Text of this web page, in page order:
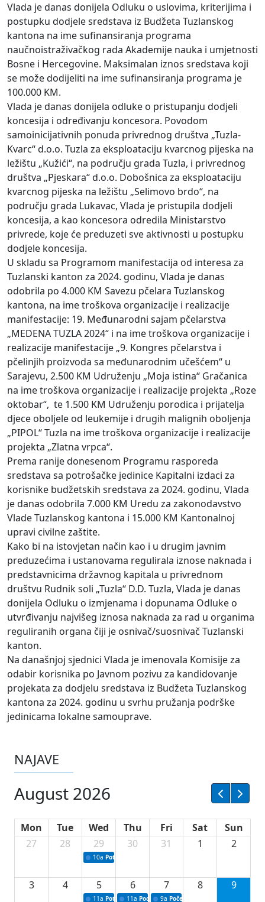
Vlada je danas donijela Odluku o uslovima, kriterijima i
postupku dodjele sredstava iz Budžeta Tuzlanskog
kantona na ime sufinansiranja programa
naučnoistraživačkog rada Akademije nauka i umjetnosti
Bosne i Hercegovine. Maksimalan iznos sredstava koji
se može dodijeliti na ime sufinansiranja programa je
100.000 KM.
Vlada je danas donijela odluke o pristupanju dodjeli
koncesija i određivanju koncesora. Povodom
samoinicijativnih ponuda privrednog društva „Tuzla-
Kvarc“ d.o.o. Tuzla za eksploataciju kvarcnog pijeska na
ležištu „Kužići“, na području grada Tuzla, i privrednog
društva „Pjeskara“ d.o.o. Dobošnica za eksploataciju
kvarcnog pijeska na ležištu „Selimovo brdo“, na
području grada Lukavac, Vlada je pristupila dodjeli
koncesija, a kao koncesora odredila Ministarstvo
privrede, koje će preduzeti sve aktivnosti u postupku
dodjele koncesija.
U skladu sa Programom manifestacija od interesa za
Tuzlanski kanton za 2024. godinu, Vlada je danas
odobrila po 4.000 KM Savezu pčelara Tuzlanskog
kantona, na ime troškova organizacije i realizacije
manifestacije: 19. Međunarodni sajam pčelarstva
„MEDENA TUZLA 2024“ i na ime troškova organizacije i
realizacije manifestacije „9. Kongres pčelarstva i
pčelinjih proizvoda sa međunarodnim učešćem“ u
Sarajevu, 2.500 KM Udruženju „Moja istina“ Gračanica
na ime troškova organizacije i realizacije projekta „Roze
oktobar“, te 1.500 KM Udruženju porodica i prijatelja
djece oboljele od leukemije i drugih malignih oboljenja
„PIPOL“ Tuzla na ime troškova organizacije i realizacije
projekta „Zlatna vrpca“.
Prema ranije donesenom Programu rasporeda
sredstava sa potrošačke jedinice Kapitalni izdaci za
korisnike budžetskih sredstava za 2024. godinu, Vlada
je danas odobrila 7.000 KM Uredu za zakonodavstvo
Vlade Tuzlanskog kantona i 15.000 KM Kantonalnoj
upravi civilne zaštite.
Kako bi na istovjetan način kao i u drugim javnim
preduzećima i ustanovama regulirala iznose naknada i
predstavnicima državnog kapitala u privrednom
društvu Rudnik soli „Tuzla“ D.D. Tuzla, Vlada je danas
donijela Odluku o izmjenama i dopunama Odluke o
utvrđivanju najvišeg iznosa naknada za rad u organima
reguliranih organa čiji je osnivač/suosnivač Tuzlanski
kanton.
Na današnjoj sjednici Vlada je imenovala Komisije za
odabir korisnika po Javnom pozivu za kandidovanje
projekata za dodjelu sredstava iz Budžeta Tuzlanskog
kantona za 2024. godinu u svrhu pružanja podrške
jedinicama lokalne samouprave.
NAJAVE
August 2026
Mon Tue Wed Thu Fri Sat
Sun
27
28 29
10a Potpisivanje ugovora sa neprofitnim
30 31 1 2
3 4 5
11a Potpisivanje ugovora o stipendijama za
6
11a Podrška razvoju vodne infrastrukture u
7
9a Početak izgradnje nove
8 9